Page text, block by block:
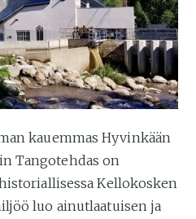
kauemmas Hyvinkään
Tangotehdas on
Kellokosken
luo ainutlaatuisen ja